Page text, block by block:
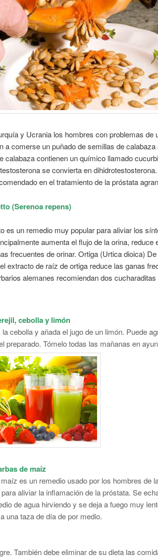
y Ucrania los hombres con problemas de
a comerse un puñado de semillas de
calabaza contienen un químico llamado
se convierta en
en el tratamiento de la próstata
(Serenoa repens)
es un remedio muy popular para aliviar los
aumenta el flujo de la orina, reduce
frecuentes de orinar. Ortiga (Urtica dioica)
extracto de raíz de ortiga reduce las ganas
alemanes recomiendan dos
cebolla y limón
la cebolla y añada el jugo de un limón. Puede
preparado. Tómelo todas las mañanas en
de maíz
es un remedio usado por los hombres de
aliviar la inflamación de la próstata. Se
de agua hirviendo y se deja a fuego muy
una taza de día de por medio.
También debe eliminar de su dieta las